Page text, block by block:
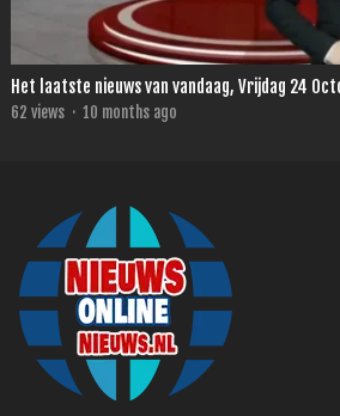
Het laatste nieuws van vandaag, Vrijdag 24
62 views · 10 months ago